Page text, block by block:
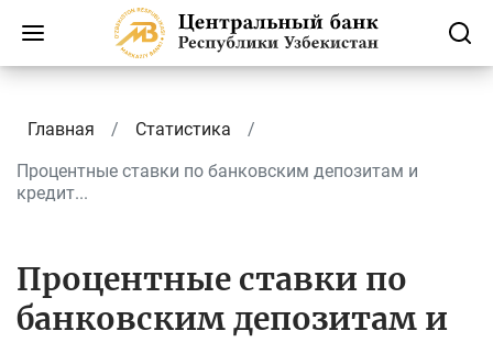
Главная
Статистика
Процентные ставки по банковским депозитам и
кредит...
Процентные ставки по
банковским депозитам и